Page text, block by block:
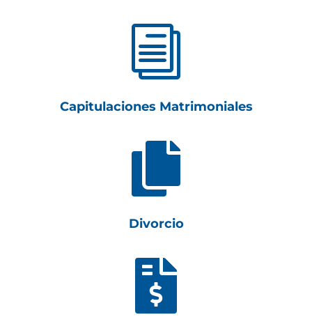
i
Capitulaciones Matrimoniales

Divorcio
